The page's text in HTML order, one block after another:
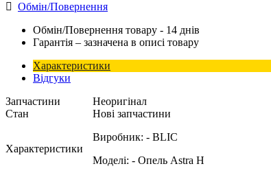
Обмін/Повернення
Обмін/Повернення товару - 14 днів
Гарантія – зазначена в описі товару
Характеристики
Відгуки
Запчастини
Неоригінал
Стан
Нові запчастини
Характеристики
Виробник: - BLIC
Моделі: - Опель Astra H